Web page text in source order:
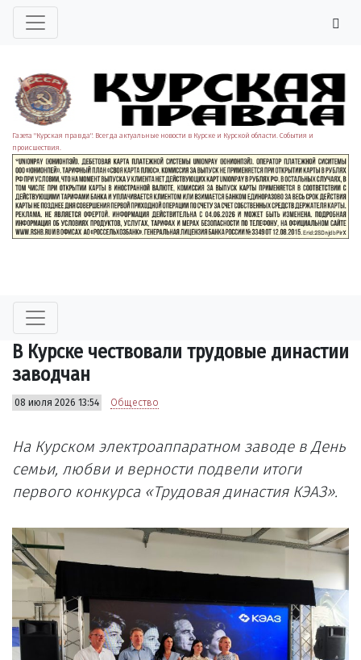
Газета "Курская правда". Всегда актуальные новости в Курске и Курской области. События и
происшествия.
В Курске чествовали трудовые династии
заводчан
08 июля 2026 13:54 Общество
На Курском электроаппаратном заводе в День
семьи, любви и верности подвели итоги
первого конкурса «Трудовая династия КЭАЗ».